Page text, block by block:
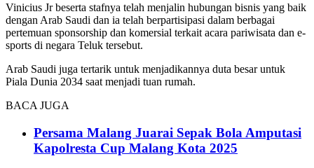
Vinicius Jr beserta stafnya telah menjalin hubungan bisnis yang baik
dengan Arab Saudi dan ia telah berpartisipasi dalam berbagai
pertemuan sponsorship dan komersial terkait acara pariwisata dan e-
sports di negara Teluk tersebut.
Arab Saudi juga tertarik untuk menjadikannya duta besar untuk
Piala Dunia 2034 saat menjadi tuan rumah.
BACA JUGA
Persama Malang Juarai Sepak Bola Amputasi
Kapolresta Cup Malang Kota 2025